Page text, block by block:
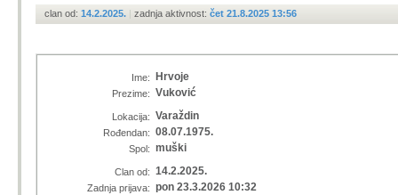
clan od: 14.2.2025. | zadnja aktivnost: čet 21.8.2025 13:56
Ime: Hrvoje
Prezime: Vuković
Lokacija: Varaždin
Rođendan: 08.07.1975.
Spol: muški
Clan od: 14.2.2025.
Zadnja prijava: pon 23.3.2026 10:32